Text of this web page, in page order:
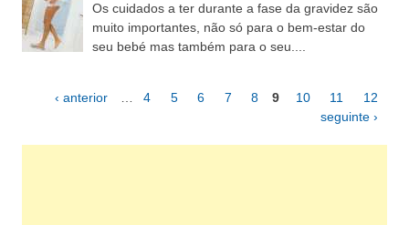
Os cuidados a ter durante a fase da gravidez são
muito importantes, não só para o bem-estar do
seu bebé mas também para o seu....
Páginas
‹ anterior 4 5 6 7 8 9 10 11
12
seguinte ›